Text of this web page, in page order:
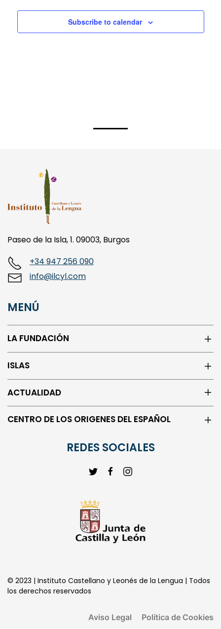
Subscribe to calendar
Paseo de la Isla, 1. 09003, Burgos
info@ilcyl.com
LA FUNDACIÓN
ISLAS
ACTUALIDAD
CENTRO DE LOS ORIGENES DEL ESPAÑOL
los derechos reservados
Política de Privacidad
Transparencia